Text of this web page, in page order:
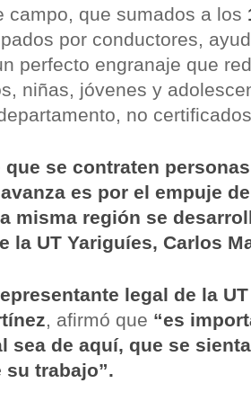
campo, que sumados a los
por conductores,
perfecto engranaje que
niñas, jóvenes y
no
que se contraten
es por el empuje
misma región se
la UT Yariguíes, Carlos
legal de la
, afirmó que “es
sea de aquí, que se
su trabajo”.